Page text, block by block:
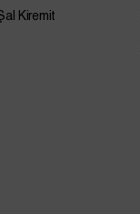
Şal Kiremit